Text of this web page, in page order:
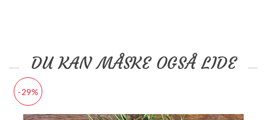
DU KAN MÅSKE OGSÅ LIDE
-29%